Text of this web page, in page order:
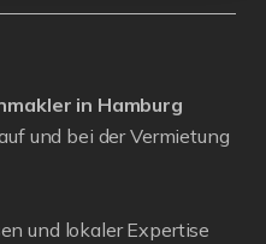
in Hamburg
und bei der Vermietung
und lokaler Expertise